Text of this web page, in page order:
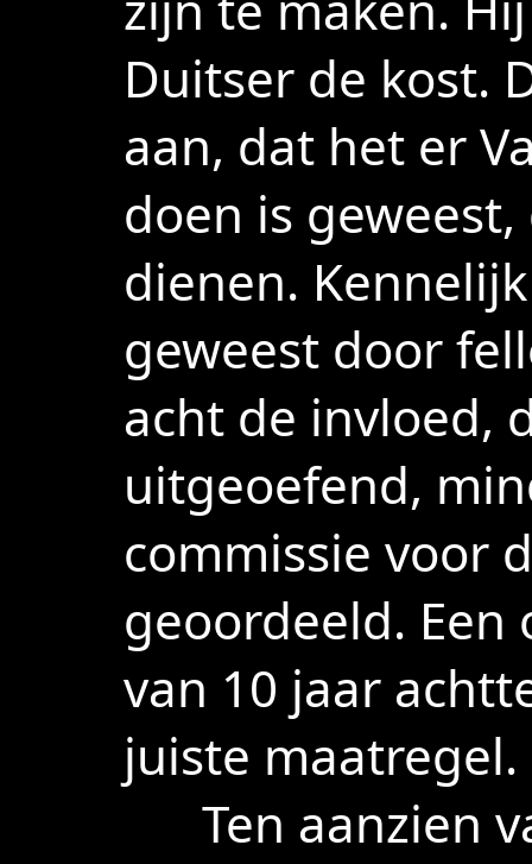
Duitser de kost.
aan, dat het er
doen is
dienen.
geweest door
acht de invloed,
uitgeoefend,
commissie voor
geoordeeld.
van 10 jaar
juiste maatregel.
Ten aanzien